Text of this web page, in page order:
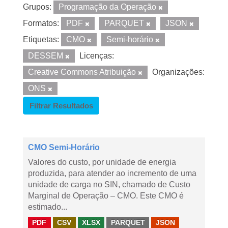
Grupos:
Programação da Operação
Formatos:
PDF PARQUET
JSON
Etiquetas:
CMO
Semi-horário
DESSEM
Licenças:
Creative Commons Atribuição
Organizações:
ONS
Filtrar Resultados
CMO Semi-Horário
Valores do custo, por unidade de energia
produzida, para atender ao incremento de uma
unidade de carga no SIN, chamado de Custo
Marginal de Operação – CMO. Este CMO é
estimado...
PDF CSV XLSX PARQUET JSON